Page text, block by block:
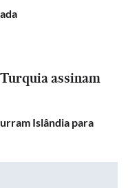
assinam
Islândia para